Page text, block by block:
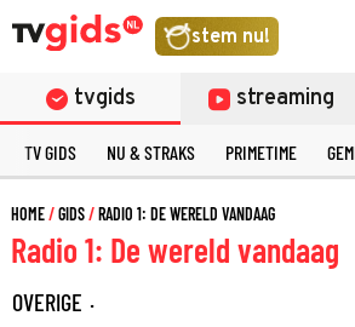
stem nu!
tvgids streaming
TV GIDS NU & STRAKS PRIMETIME
HOME GIDS RADIO 1: DE WERELD VANDAAG
Radio 1: De wereld vandaag
OVERIGE ·